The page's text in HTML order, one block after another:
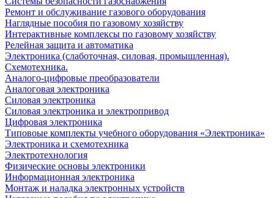
Ремонт и обслуживание газового оборудования
Наглядные пособия по газовому хозяйству
Интерактивные комплексы по газовому хозяйству
Релейная защита и автоматика
Электроника (слаботочная, силовая, промышленная).
Схемотехника.
Аналого-цифровые преобразователи
Аналоговая электроника
Cиловая электроника
Cиловая электроника и электропривод
Цифровая электроника
Типовоые комплекты учебного оборудования «Электроника»
Электроника и схемотехника
Электротехнология
Физические основы электроники
Информационная электроника
Монтаж и наладка электронных устройств